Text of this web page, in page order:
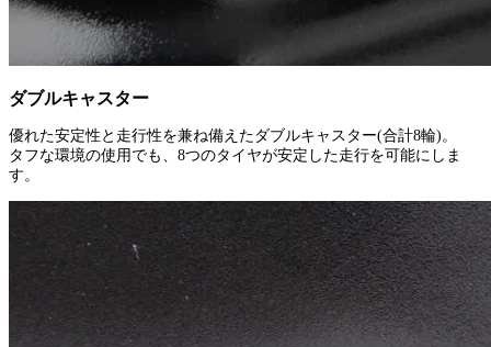
ダブルキャスター
優れた安定性と走行性を兼ね備えたダブルキャスター(合計8輪)。
タフな環境の使用でも、8つのタイヤが安定した走行を可能にしま
す。